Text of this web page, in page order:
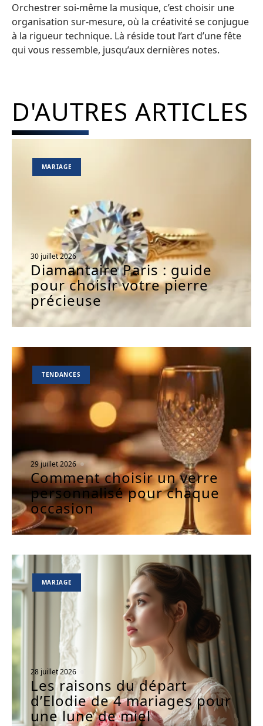
Orchestrer soi-même la musique, c’est choisir une
organisation sur-mesure, où la créativité se conjugue
à la rigueur technique. Là réside tout l’art d’une fête
qui vous ressemble, jusqu’aux dernières notes.
D'AUTRES ARTICLES
MARIAGE
30 juillet 2026
Diamantaire Paris : guide
pour choisir votre pierre
précieuse
TENDANCES
29 juillet 2026
Comment choisir un verre
personnalisé pour chaque
occasion
MARIAGE
28 juillet 2026
Les raisons du départ
d’Elodie de 4 mariages pour
une lune de miel